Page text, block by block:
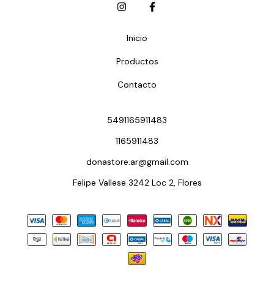
Inicio
Productos
Contacto
5491165911483
1165911483
donastore.ar@gmail.com
Felipe Vallese 3242 Loc 2, Flores